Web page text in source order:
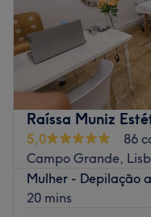
Raíssa Muniz
5,0
86
Campo Grande,
Mulher - Depilação
20 mins